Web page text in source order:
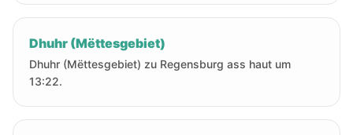
Dhuhr (Mëttesgebiet)
Dhuhr (Mëttesgebiet) zu Regensburg ass haut um
13:22.